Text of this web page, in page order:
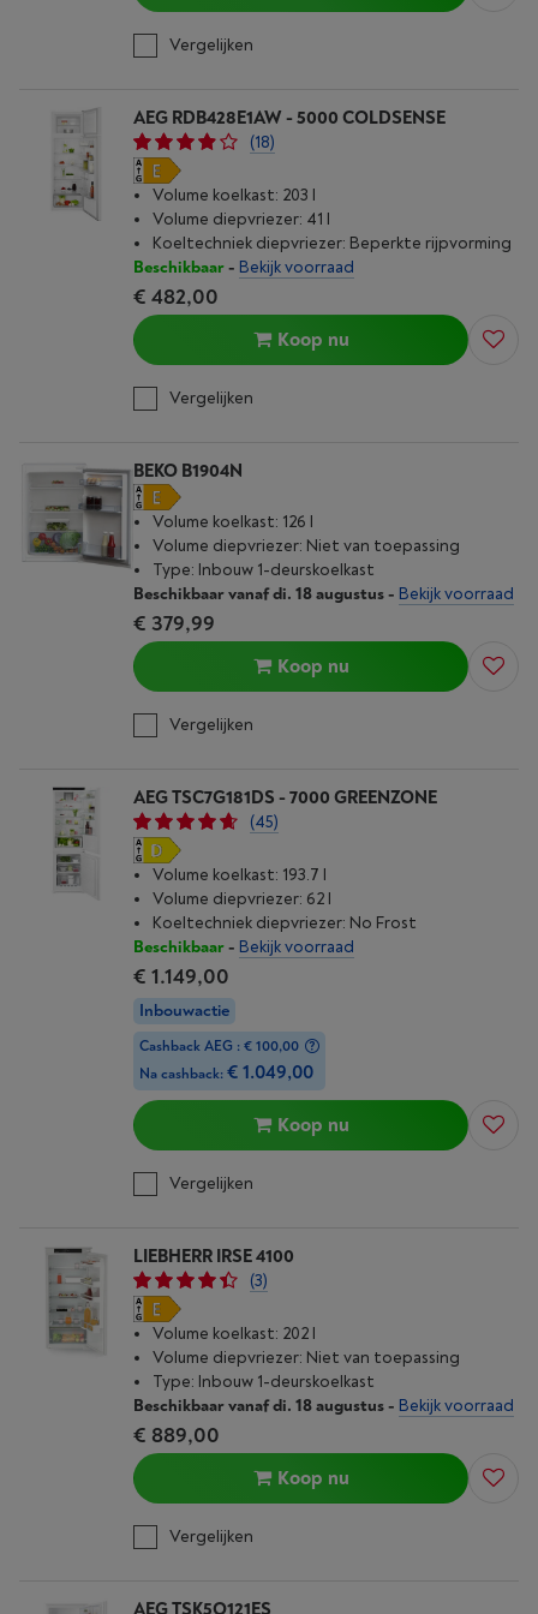
Vergelijken
AEG RDB428E1AW - 5000 COLDSENSE
(18)
Volume koelkast: 203 l
Volume diepvriezer: 41 l
Koeltechniek diepvriezer: Beperkte rijpvorming
Beschikbaar- Bekijk voorraad
€ 482,00
Koop nu
Vergelijken
BEKO B1904N
Volume koelkast: 126 l
Volume diepvriezer: Niet van toepassing
Type: Inbouw 1-deurskoelkast
Beschikbaar vanaf di. 18 augustus- Bekijk voorraad
€ 379,99
Koop nu
Vergelijken
AEG TSC7G181DS - 7000 GREENZONE
(45)
Volume koelkast: 193.7 l
Volume diepvriezer: 62 l
Koeltechniek diepvriezer: No Frost
Beschikbaar- Bekijk voorraad
€ 1.149,00
Inbouwactie
Cashback AEG : € 100,00
Na cashback: € 1.049,00
Koop nu
Vergelijken
LIEBHERR IRSE 4100
(3)
Volume koelkast: 202 l
Volume diepvriezer: Niet van toepassing
Type: Inbouw 1-deurskoelkast
Beschikbaar vanaf di. 18 augustus- Bekijk voorraad
€ 889,00
Koop nu
Vergelijken